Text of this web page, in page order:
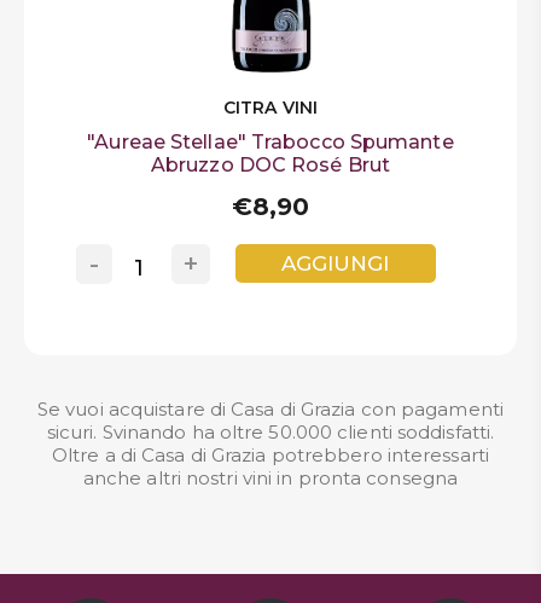
CITRA VINI
"Aureae Stellae" Trabocco Spumante
Abruzzo DOC Rosé Brut
€8,90
+
- AGGIUNGI
Se vuoi acquistare di Casa di Grazia con pagamenti
sicuri. Svinando ha oltre 50.000 clienti soddisfatti.
Oltre a di Casa di Grazia potrebbero interessarti
anche altri nostri vini in pronta consegna